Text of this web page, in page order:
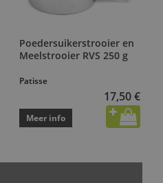
Poedersuikerstrooier en
Meelstrooier RVS 250 g
Patisse
17,50 €
Meer info